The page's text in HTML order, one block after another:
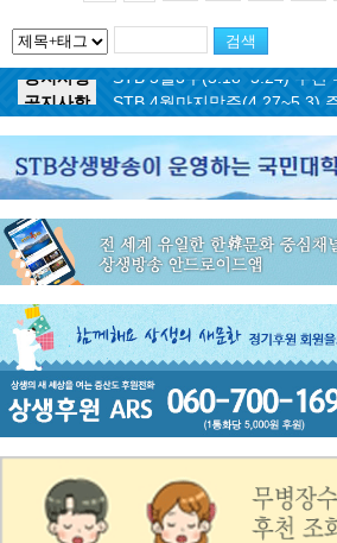
공지사항
ON AIR 서비스 장애 복구 안내
공지사항
STB 5월4주(5.25~5.31) 주간
공지사항
STB 5월3주(5.18~5.24) 주간
공지사항
STB 4월마지막주(4.27~5.3)
공지사항
STB 4월4주(4.20~4.26) 주간
STB 4월2주(4.6~4.12) 주간
공지사항
STB 4월1주(3.30~4.5) 주간
공지사항
STB 3월4주(3.23~3.29) 주간